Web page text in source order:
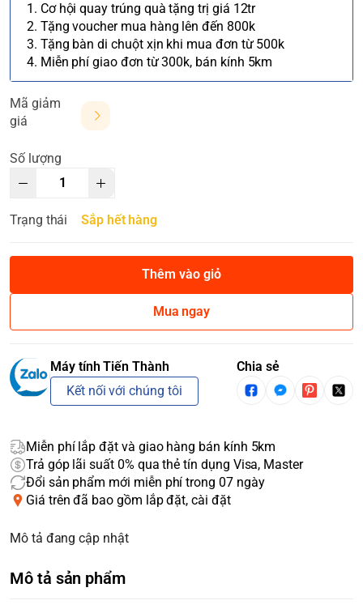
1. Cơ hội quay trúng quà tặng trị giá 12tr
2. Tặng voucher mua hàng lên đến 800k
3. Tặng bàn di chuột xịn khi mua đơn từ 500k
4. Miễn phí giao đơn từ 300k, bán kính 5km
Mã giảm
giá
Số lượng
Trạng thái Sắp hết hàng
Thêm vào giỏ
Mua ngay
Máy tính Tiến Thành
Kết nối với chúng tôi
Chia sẻ
Miễn phí lắp đặt và giao hàng bán kính 5km
Trả góp lãi suất 0% qua thẻ tín dụng Visa, Master
Đổi sản phẩm mới miễn phí trong 07 ngày
Giá trên đã bao gồm lắp đặt, cài đặt
Mô tả đang cập nhật
Mô tả sản phẩm